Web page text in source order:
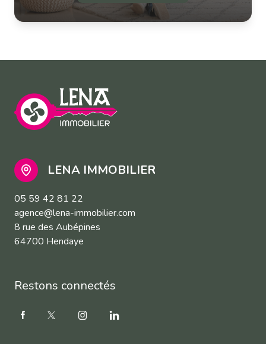
LENA IMMOBILIER
05 59 42 81 22
agence@lena-immobilier.com
8 rue des Aubépines
64700 Hendaye
Restons connectés